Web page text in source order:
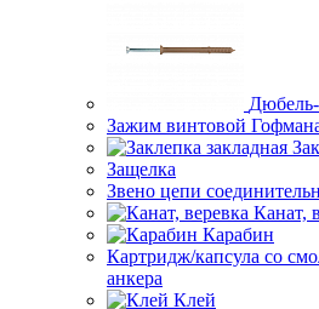
Дюбель-
Зажим винтовой
Защелка
Звено цепи
Канат,
Карабин
Картридж/капсула со
анкера
Клей